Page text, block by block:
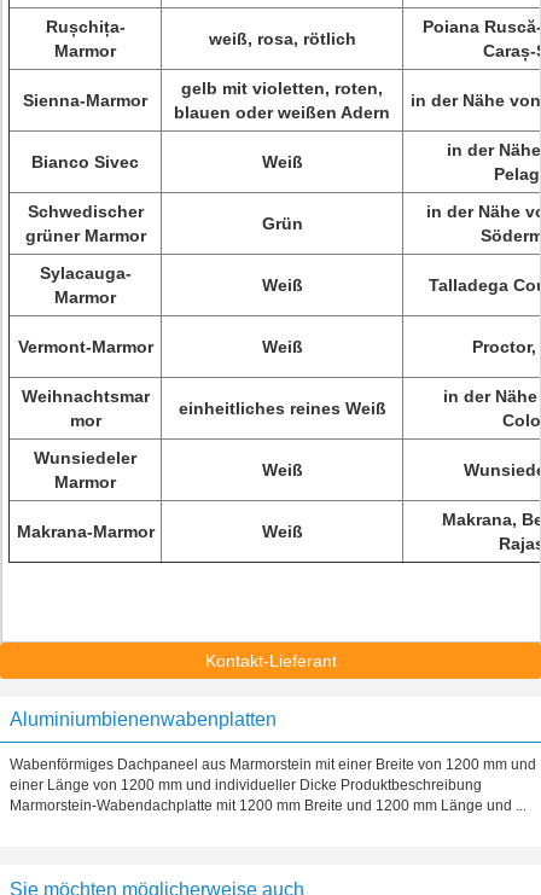
Rușchița-
Marmor
weiß, rosa, rötlich
Poiana
Caraș-
Sienna-Marmor
gelb mit violetten, roten,
blauen oder weißen Adern
in der Nähe
Bianco Sivec Weiß
in der
Schwedischer
grüner Marmor
Grün
in der Nähe
Sylacauga-
Marmor
Weiß Talladega
Vermont-Marmor Weiß Proctor,
Weihnachtsmar
mor
einheitliches reines Weiß
in der
Wunsiedeler
Marmor
Weiß
Makrana-Marmor Weiß
Makrana,
Kontakt-Lieferant
Aluminiumbienenwabenplatten
Wabenförmiges Dachpaneel aus Marmorstein mit einer Breite von 1200 mm und
einer Länge von 1200 mm und individueller Dicke Produktbeschreibung
Marmorstein-Wabendachplatte mit 1200 mm Breite und 1200 mm Länge und ...
Sie möchten möglicherweise auch